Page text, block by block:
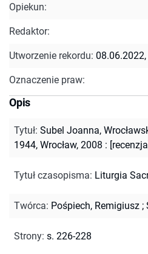
Opiekun:
Redaktor:
Utworzenie rekordu: 08.06.2022,
Oznaczenie praw:
Opis
Tytuł: Subel Joanna,
1944, Wrocław, 2008 :
Tytuł czasopisma: Liturgia
Twórca: Pośpiech, Remigiusz ;
Strony: s. 226-228